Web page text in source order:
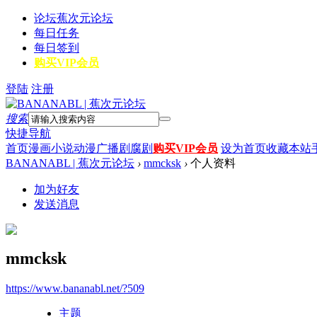
论坛蕉次元论坛
每日任务
每日签到
购买VIP会员
登陆 注册
搜索
快捷导航
首页漫画小说动漫广播剧 腐剧 购买VIP会员 设为首页收藏本站
BANANABL | 蕉次元论坛 › mmcksk › 个人资料
加为好友
发送消息
mmcksk
https://www.bananabl.net/?509
主题